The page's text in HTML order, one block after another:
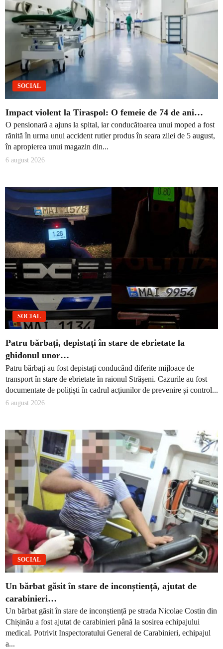
SOCIAL
Impact violent la Tiraspol: O femeie de 74 de ani…
O pensionară a ajuns la spital, iar conducătoarea unui moped a fost
rănită în urma unui accident rutier produs în seara zilei de 5 august,
în apropierea unui magazin din...
6 august 2026
SOCIAL
Patru bărbați, depistați în stare de ebrietate la
ghidonul unor…
Patru bărbați au fost depistați conducând diferite mijloace de
transport în stare de ebrietate în raionul Strășeni. Cazurile au fost
documentate de polițiști în cadrul acțiunilor de prevenire și control...
6 august 2026
SOCIAL
Un bărbat găsit în stare de inconștiență, ajutat de
carabinieri…
Un bărbat găsit în stare de inconștiență pe strada Nicolae Costin din
Chișinău a fost ajutat de carabinieri până la sosirea echipajului
medical. Potrivit Inspectoratului General de Carabinieri, echipajul
a...